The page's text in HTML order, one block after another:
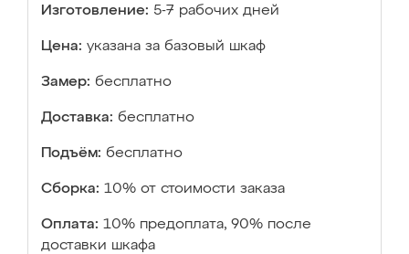
Изготовление: 5-7 рабочих дней
Цена: указана за базовый шкаф
Замер: бесплатно
Доставка: бесплатно
Подъём: бесплатно
Сборка: 10% от стоимости заказа
Оплата: 10% предоплата, 90% после
доставки шкафа